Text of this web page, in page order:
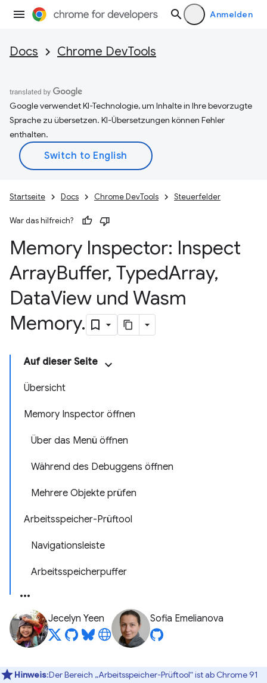
Anmelden
Docs Chrome DevTools
Google verwendet KI-Technologie, um Inhalte in Ihre bevorzugte
Sprache zu übersetzen. KI-Übersetzungen können Fehler
enthalten.
Startseite Docs Chrome DevTools Steuerfelder
War das hilfreich?
Memory Inspector: Inspect
ArrayBuffer, TypedArray,
DataView und Wasm
Memory.
Auf dieser Seite
Übersicht
Memory Inspector öffnen
Über das Menü öffnen
Während des Debuggens öffnen
Mehrere Objekte prüfen
Arbeitsspeicher-Prüftool
Navigationsleiste
Arbeitsspeicherpuffer
Jecelyn Yeen Sofia Emelianova
Hinweis:Der Bereich „Arbeitsspeicher-Prüftool“ ist ab Chrome 91